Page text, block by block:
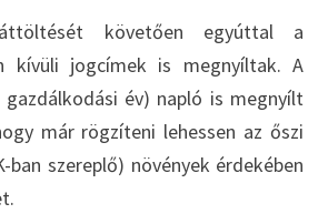
követően egyúttal a
kívüli jogcímek is megnyíltak. A
gazdálkodási év) napló is megnyílt
már rögzíteni lehessen az őszi
ban szereplő) növények érdekében